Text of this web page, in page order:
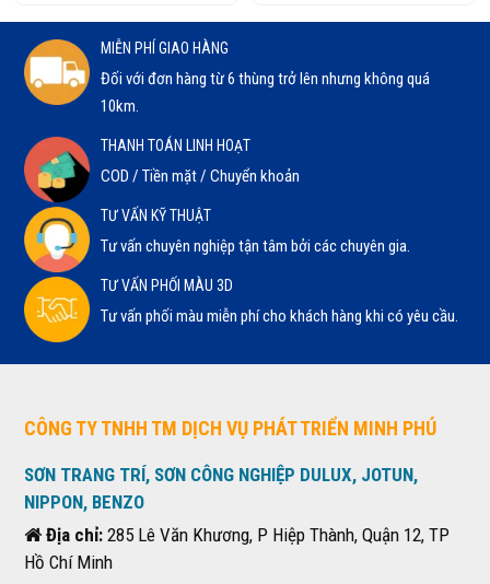
MIỄN PHÍ GIAO HÀNG
Đối với đơn hàng từ 6 thùng trở lên nhưng không quá
10km.
THANH TOÁN LINH HOẠT
COD / Tiền mặt / Chuyển khoản
TƯ VẤN KỸ THUẬT
Tư vấn chuyên nghiệp tận tâm bởi các chuyên gia.
TƯ VẤN PHỐI MÀU 3D
Tư vấn phối màu miễn phí cho khách hàng khi có yêu cầu.
CÔNG TY TNHH TM DỊCH VỤ PHÁT TRIỂN MINH PHÚ
SƠN TRANG TRÍ, SƠN CÔNG NGHIỆP DULUX, JOTUN,
NIPPON, BENZO
Địa chỉ: 285 Lê Văn Khương, P Hiệp Thành, Quận 12, TP
Hồ Chí Minh